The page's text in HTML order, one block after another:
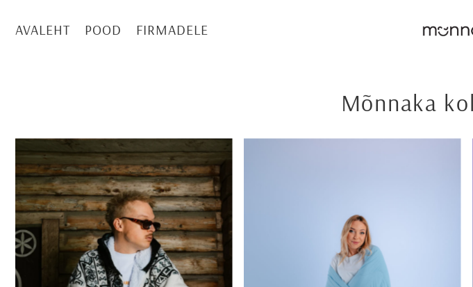
AVALEHT POOD FIRMADELE
Mõnnaka